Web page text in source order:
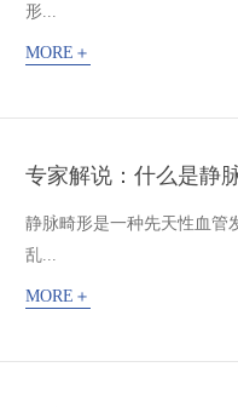
形...
MORE＋
专家解说：什么是静
静脉畸形是一种先天性血管
乱...
MORE＋